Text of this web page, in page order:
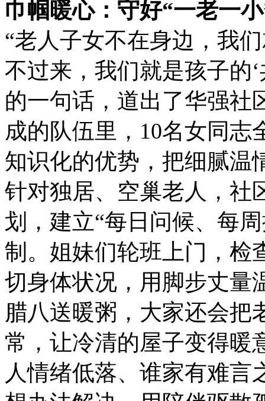
巾帼暖心：守好“一老一
“老人子女不在身边，我
不过来，我们就是孩子的
的一句话，道出了华强社
成的队伍里，10名女同志
知识化的优势，把细腻温
针对独居、空巢老人，社
划，建立“每日问候、每
制。姐妹们轮班上门，检
切身体状况，用脚步丈量
腊八送暖粥，大家还会把
常，让冷清的屋子变得暖
人情绪低落、谁家有难言